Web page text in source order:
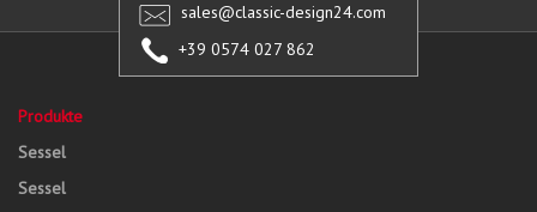
sales@classic-design24.com
+39 0574 027 862
Produkte
Sessel
Sessel